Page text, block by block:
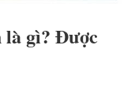
là gì? Được